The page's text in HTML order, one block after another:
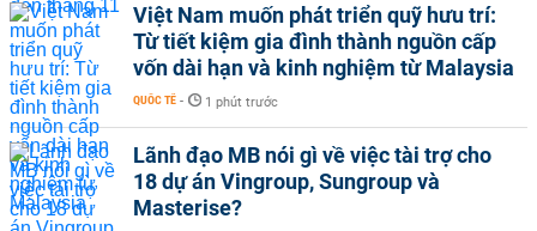
Việt Nam muốn phát triển quỹ hưu trí:
Từ tiết kiệm gia đình thành nguồn cấp
vốn dài hạn và kinh nghiệm từ Malaysia
QUỐC TẾ - 1 phút trước
Lãnh đạo MB nói gì về việc tài trợ cho
18 dự án Vingroup, Sungroup và
Masterise?